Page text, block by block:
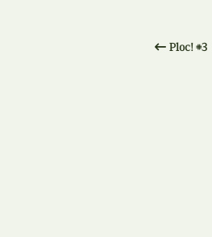
Ploc! #3